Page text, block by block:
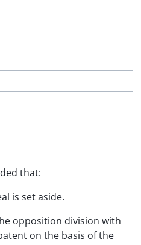
that:
is set aside.
opposition division with
on the basis of the